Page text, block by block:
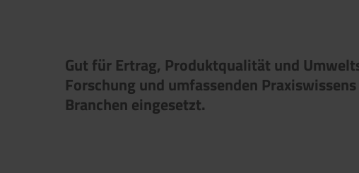
Gut für Ertrag, Produktqualität und
Forschung und umfassenden
Branchen eingesetzt.